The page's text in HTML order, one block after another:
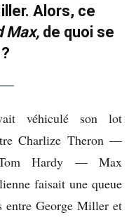
Alors, ce
Max, de quoi se
véhiculé son lot
Charlize Theron —
Hardy — Max
faisait une queue
entre George Miller et